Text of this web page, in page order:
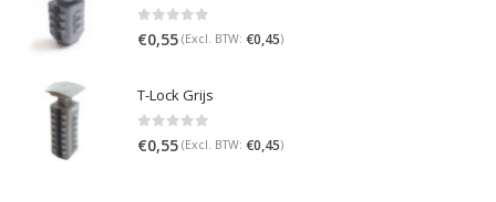
0 out of 5
€0,55 (Excl. BTW: €0,45)
T-Lock Grijs
0 out of 5
€0,55 (Excl. BTW: €0,45)